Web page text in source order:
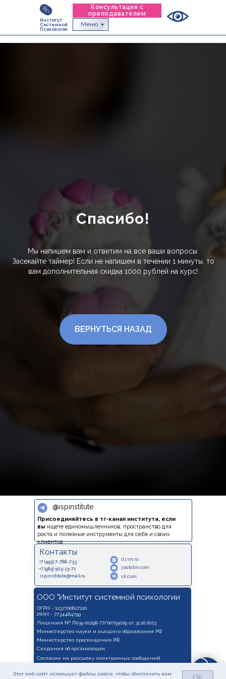
Институт
Системной
Психологии
Консультация с
преподавателем
Меню
Спасибо!
Мы напишем вам и ответим на все ваши вопросы.
Засекайте таймер! Если не напишем в течении 1 минуты, то
вам дополнительная скидка 1000 рублей на курс!
ВЕРНУТЬСЯ НАЗАД
Этот веб-сайт использует файлы cookie, чтобы обеспечить вам
@ispinstitute
Присоединяйтесь в тг-канал института, если
вы ищете единомышленников, пространство для
роста и полезные инструменты для себя и своих
клиентов
ООО "Институт системной психологии
Согласие на рассылку электронных сообщений
Лицензия № Л035-01298-77/00755029 от 31.10.2023
Сведения об организации
Министерство просвещения РФ
Министерство науки и высшего образования РФ
ОГРН - 1237700627120
ИНН - 7734484799
Контакты
isp.institute@mail.ru
+7 (495) 7-788-733
+7 (985) 503-13-71
dzen.ru
vk.com
youtube.com